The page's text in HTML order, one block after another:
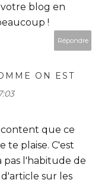
blog en
!
Répondre
ON EST
que ce
te plaise. C'est
pas l'habitude de
sur les